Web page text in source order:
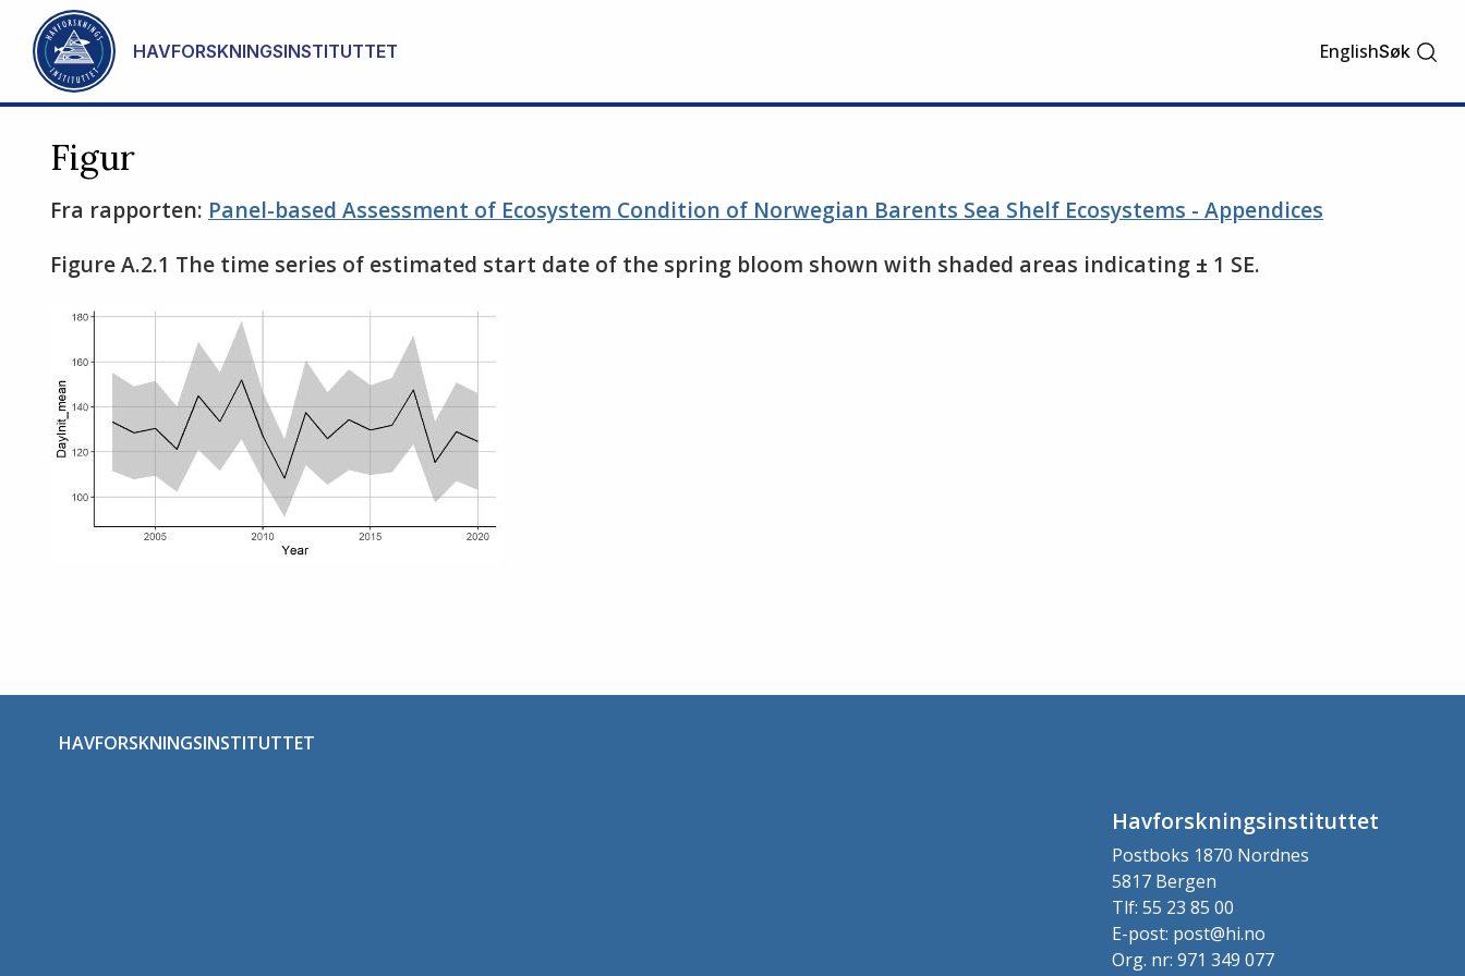
Gå til hovedinnhold
HAVFORSKNINGSINSTITUTTET EnglishSøk
Figur
Fra rapporten: Panel-based Assessment of Ecosystem Condition of Norwegian Barents Sea Shelf Ecosystems - Appendices
Figure A.2.1 The time series of estimated start date of the spring bloom shown with shaded areas indicating ± 1 SE.
HAVFORSKNINGSINSTITUTTET
Havforskningsinstituttet
Postboks 1870 Nordnes
5817 Bergen
Tlf: 55 23 85 00
E-post: post@hi.no
Org. nr: 971 349 077